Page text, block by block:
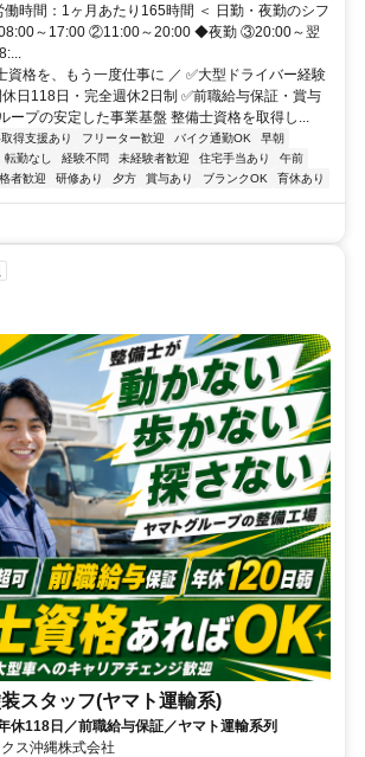
時間：1ヶ月あたり165時間 ＜ 日勤・夜勤のシフ
～17:00 ②11:00～20:00 ◆夜勤 ③20:00～翌
資格を、もう一度仕事に ／ ✅大型ドライバー経験
日118日・完全週休2日制 ✅前職給与保証・賞与
ープの安定した事業基盤 整備士資格を取得し...
得支援あり フリーター歓迎 バイク通勤OK
早朝
転勤なし 経験不問 未経験者歓迎 住宅手当あり
午前
者歓迎 研修あり 夕方 賞与あり ブランクOK 育休あり
スタッフ(ヤマト運輸系)
休118日／前職給与保証／ヤマト運輸系列
ス沖縄株式会社